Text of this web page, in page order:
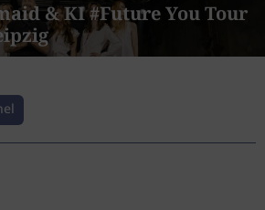
& KI #Future You Tour